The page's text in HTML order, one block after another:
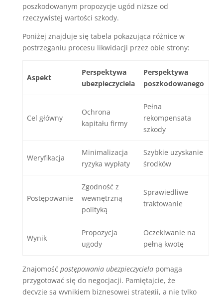
poszkodowanym propozycje ugód niższe od
rzeczywistej wartości szkody.
Poniżej znajduje się tabela pokazująca różnice w
postrzeganiu procesu likwidacji przez obie strony:
Aspekt
Perspektywa
ubezpieczyciela
Perspektywa
poszkodowanego
Cel główny
Ochrona
kapitału firmy
Pełna
rekompensata
szkody
Weryfikacja
Minimalizacja
ryzyka wypłaty
Szybkie uzyskanie
środków
Postępowanie
Zgodność z
wewnętrzną
polityką
Sprawiedliwe
traktowanie
Wynik
Propozycja
ugody
Oczekiwanie na
pełną kwotę
Znajomość postępowania ubezpieczycielapomaga
przygotować się do negocjacji. Pamiętajcie, że
decyzje są wynikiem biznesowej strategii, a nie tylko